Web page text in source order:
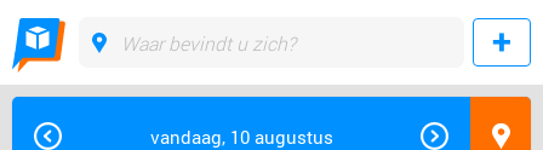
vandaag, 10 augustus